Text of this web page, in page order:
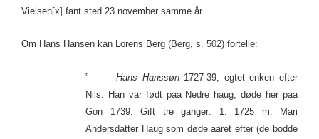
Vielsen[x] fant sted 23 november samme år.
Om Hans Hansen kan Lorens Berg (Berg, s. 502) fortelle:
”Hans Hanssøn1727-39, egtet enken efter
Nils. Han var født paa Nedre haug, døde her paa
Gon 1739. Gift tre ganger: 1. 1725 m. Mari
Andersdatter Haug som døde aaret efter (de bodde